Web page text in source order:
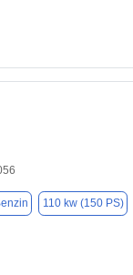
110 kw (150 PS)